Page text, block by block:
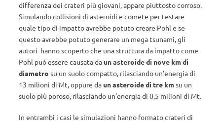
differenza dei crateri più giovani, appare piuttosto corroso.
Simulando collisioni di asteroidi e comete per testare
quale tipo di impatto avrebbe potuto creare Pohl e se
questo avrebbe potuto generare un mega tsunami, gli
autori hanno scoperto che una struttura da impatto come
Pohl può essere causata da un asteroide di nove km di
diametro su un suolo compatto, rilasciando un’energia di
13 milioni di Mt, oppure da un asteroide di tre kmsu un
suolo più poroso, rilasciando un’energia di 0,5 milioni di Mt.
In entrambi i casi le simulazioni hanno formato crateri di